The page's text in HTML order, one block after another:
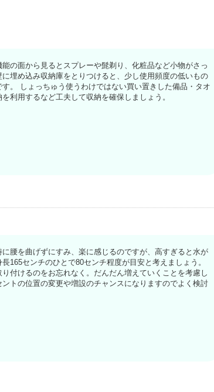
の面から見るとスプレーや髭剃り、化粧品など小物がさっ
埋め込み収納庫をとりつけると、少し使用頻度の低いもの
。 しょっちゅう使うわけではない買い置きした備品・タオ
利用するなど工夫して収納を確保しましょう。
腰を曲げずにすみ、楽に感じるのですが、高すぎると水が
165センチのひとで80センチ程度が目安と考えましょう。
付けるのをお忘れなく。だんだん増えていくことを考慮し
トの位置の変更や増設のチャンスになりますのでよく検討